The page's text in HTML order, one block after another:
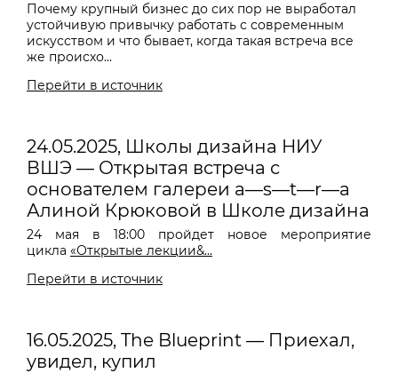
Почему крупный бизнес до сих пор не выработал
устойчивую привычку работать с современным
искусством и что бывает, когда такая встреча все
же происхо...
Перейти в источник
24.05.2025, Школы дизайна НИУ
ВШЭ — Открытая встреча с
основателем галереи a—s—t—r—a
Алиной Крюковой в Школе дизайна
24 мая в 18:00 пройдет новое мероприятие
цикла «Открытые лекции&...
Перейти в источник
16.05.2025, The Blueprint — Приехал,
увидел, купил